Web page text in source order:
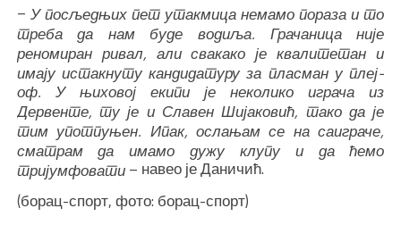
– У посљедњих пет утакмица немамо пораза и то
треба да нам буде водиља. Грачаница није
реномиран ривал, али свакако је квалитетан и
имају истакнуту кандидатуру за пласман у плеј-
оф. У њиховој екипи је неколико играча из
Дервенте, ту је и Славен Шијаковић, тако да је
тим употпуњен. Ипак, ослањам се на саиграче,
сматрам да имамо дужу клупу и да ћемо
тријумфовати– навео је Даничић.
(борац-спорт, фото: борац-спорт)